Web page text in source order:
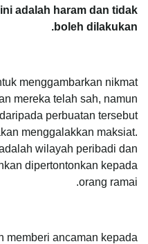
adalah haram dan tidak
boleh dilakukan.
menggambarkan nikmat
mereka telah sah, namun
perbuatan tersebut
menggalakkan maksiat.
wilayah peribadi dan
dipertontonkan kepada
orang ramai.
memberi ancaman kepada